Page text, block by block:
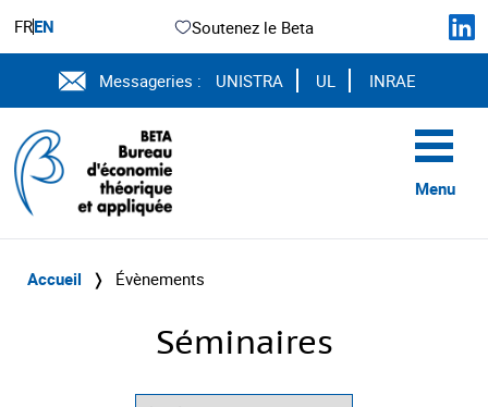
FREN Soutenez le Beta
Messageries : UNISTRA UL INRAE
Menu
Accueil ❭ Évènements
Séminaires